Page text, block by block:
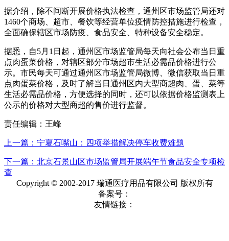
据介绍，除不间断开展价格执法检查，通州区市场监管局还对
1460个商场、超市、餐饮等经营单位疫情防控措施进行检查，
全面确保辖区市场防疫、食品安全、特种设备安全稳定。
据悉，自5月1日起，通州区市场监管局每天向社会公布当日重
点肉蛋菜价格，对辖区部分市场超市生活必需品价格进行公
示。市民每天可通过通州区市场监管局微博、微信获取当日重
点肉蛋菜价格，及时了解当日通州区内大型商超肉、蛋、菜等
生活必需品价格，方便选择的同时，还可以依据价格监测表上
公示的价格对大型商超的售价进行监督。
责任编辑：王峰
上一篇：宁夏石嘴山：四项举措解决停车收费难题
下一篇：北京石景山区市场监管局开展端午节食品安全专项检
查
Copyright © 2002-2017 瑞通医疗用品有限公司 版权所有
备案号：
友情链接：